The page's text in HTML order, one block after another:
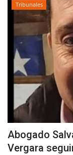
Tribunales
Abogado
Vergara